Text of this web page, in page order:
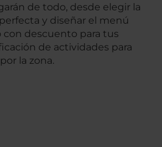
de todo, desde elegir la
y diseñar el menú
descuento para tus
de actividades para
la zona.